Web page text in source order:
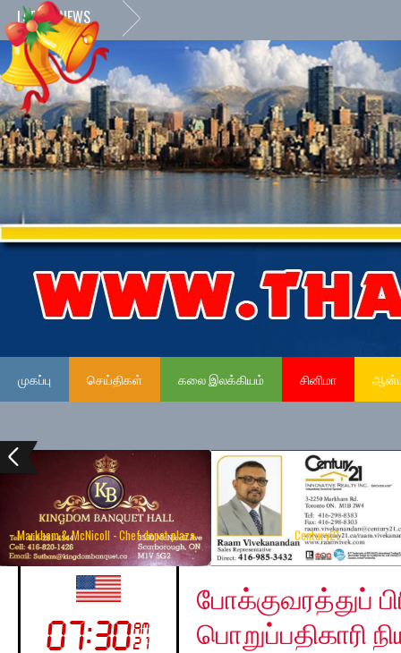
LATEST NEWS
முகப்பு செய்திகள் கலை இலக்கியம் சினிமா
Markham & McNicoll - Chef depot plaza Century21
UK (London) Thursday, January 9,
போக்குவரத்துப்
பொறுப்பதிகாரி